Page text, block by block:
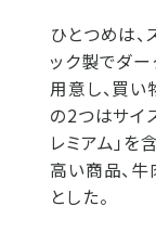
ひとつめは
ック製でダ
用意し、買い
の2つはサイ
レミアム」
高い商品、牛
とした。